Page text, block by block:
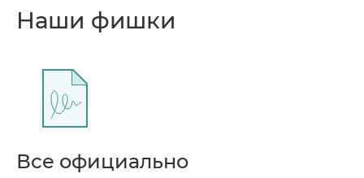
Наши фишки
Все официально